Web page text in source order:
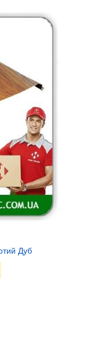
Дуб